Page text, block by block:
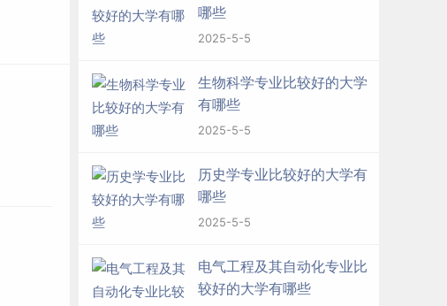
哪些
2025-5-5
生物科学专业比较好的大学
有哪些
2025-5-5
历史学专业比较好的大学有
哪些
2025-5-5
电气工程及其自动化专业比
较好的大学有哪些